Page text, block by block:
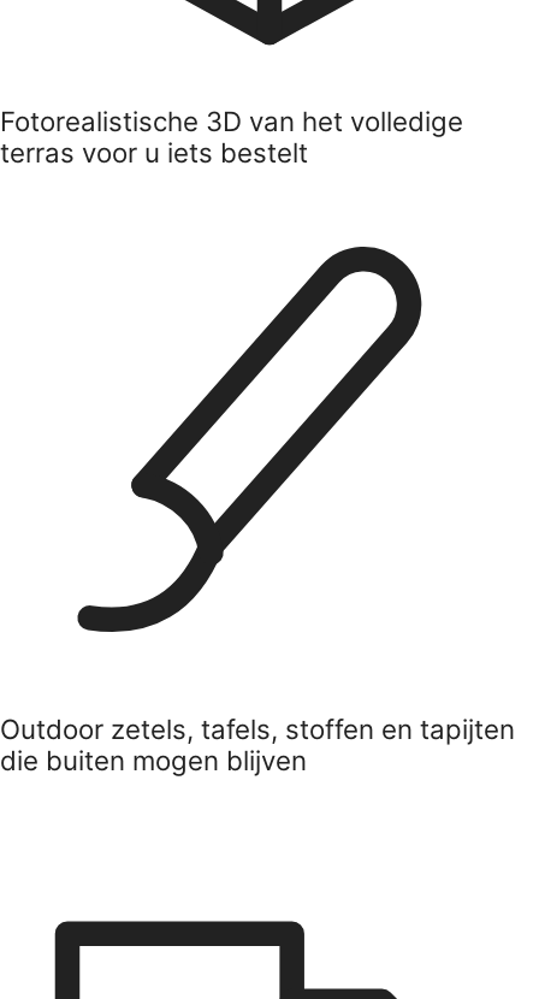
Fotorealistische 3D van het volledige
terras voor u iets bestelt
Outdoor zetels, tafels, stoffen en tapijten
die buiten mogen blijven